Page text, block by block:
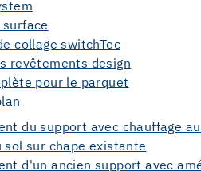
surface
collage switchTec
revêtements design
pour le parquet
du support avec chauffage
sol sur chape existante
d'un ancien support avec